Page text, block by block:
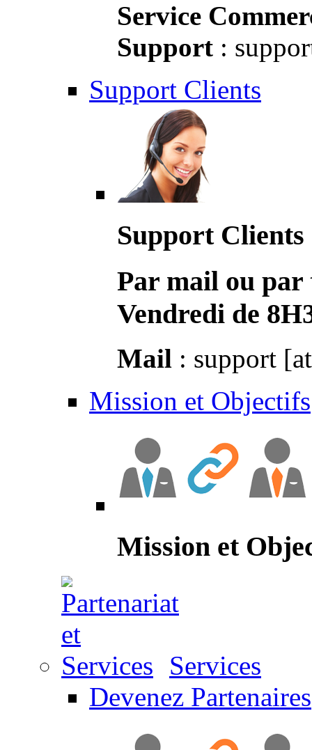
Service
Support :
Support Clients
Support Clients
Par mail ou par
Vendredi de
Mail : support
Mission et Objectifs
Mission et
Services
Devenez Partenaires